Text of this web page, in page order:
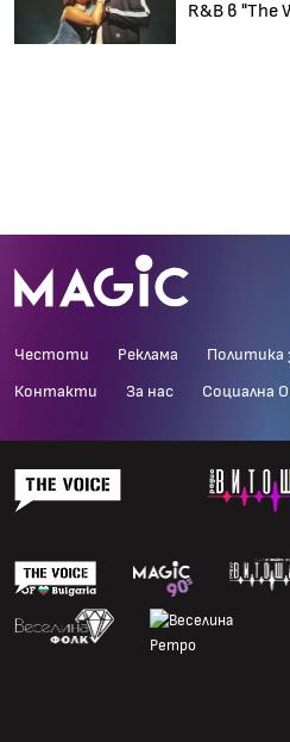
R&B в "The
Честоти Реклама Политика
Контакти За нас Социална